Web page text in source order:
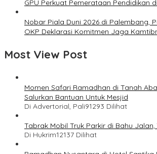
GPU Perkuat Pemerataan Pendidikan
Nobar Piala Duni 2026 di Palembang,
OKP Deklarasi Komitmen Jaga
Most View Post
Momen Safari Ramadhan di Tanah
Salurkan Bantuan Untuk Mesjid
Di Advertorial, Pali91293 Dilihat
Tabrak Mobil Truk Parkir di Bahu Jalan,
Di Hukrim12137 Dilihat